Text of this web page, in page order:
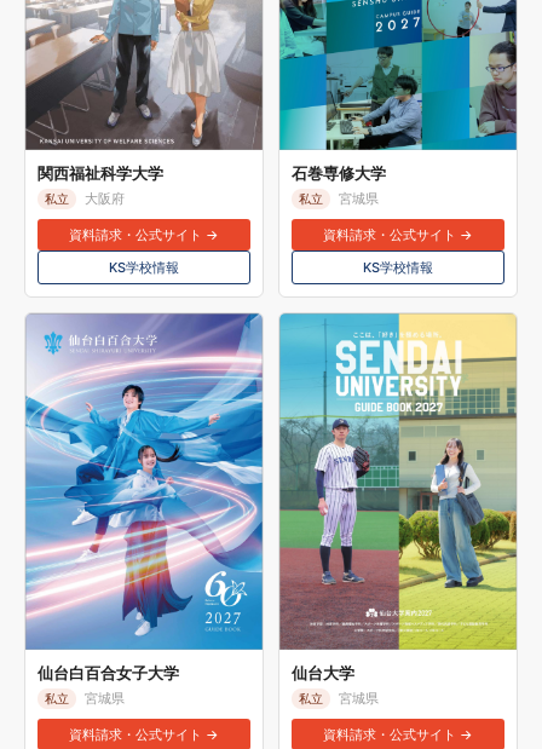
関西福祉科学大学
私立 大阪府
資料請求・公式サイト →
KS学校情報
石巻専修大学
私立 宮城県
資料請求・公式サイト →
KS学校情報
仙台白百合女子大学
私立 宮城県
資料請求・公式サイト →
仙台大学
私立 宮城県
資料請求・公式サイト →